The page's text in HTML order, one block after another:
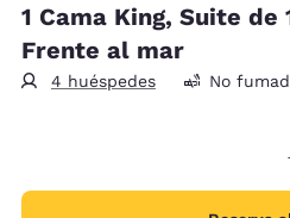
1 Cama King, Suite de
Frente al mar
4 huéspedes No